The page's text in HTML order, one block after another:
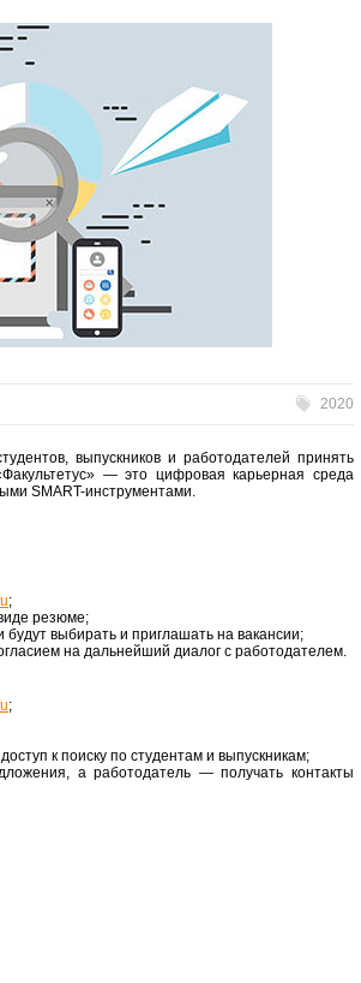
2020
выпускников и работодателей принять
— это цифровая карьерная среда
SMART-инструментами.
;
резюме;
выбирать и приглашать на вакансии;
на дальнейший диалог с работодателем.
;
к поиску по студентам и выпускникам;
а работодатель — получать контакты